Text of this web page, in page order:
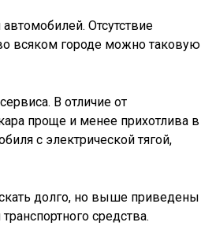
Отсутствие
всяком городе можно таковую
В отличие от
проще и менее прихотлива в
с электрической тягой,
долго, но выше приведены
средства.